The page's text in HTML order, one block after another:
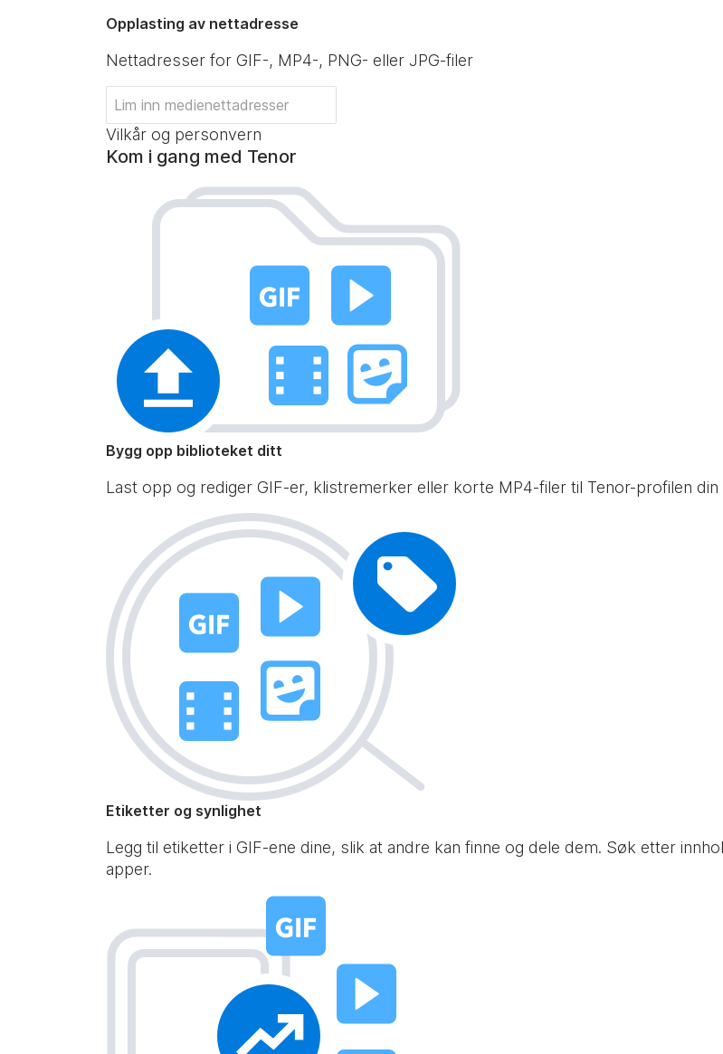
Opplasting av nettadresse
Nettadresser for GIF-, MP4-, PNG- eller JPG-filer
Vilkår og personvern
Kom i gang med Tenor
Bygg opp biblioteket ditt
Last opp og rediger GIF-er, klistremerker eller korte MP4-filer til Tenor-profilen
Etiketter og synlighet
Legg til etiketter i GIF-ene dine, slik at andre kan finne og dele dem. Søk etter
apper.